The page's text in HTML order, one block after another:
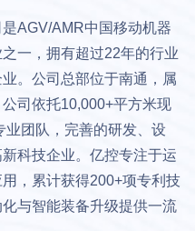
AGV/AMR中国移动机器
一，拥有超过22年的行业
。公司总部位于南通，属
司依托10,000+平方米现
团队，完善的研发、设
科技企业。亿控专注于运
，累计获得200+项专利技
与智能装备升级提供一流